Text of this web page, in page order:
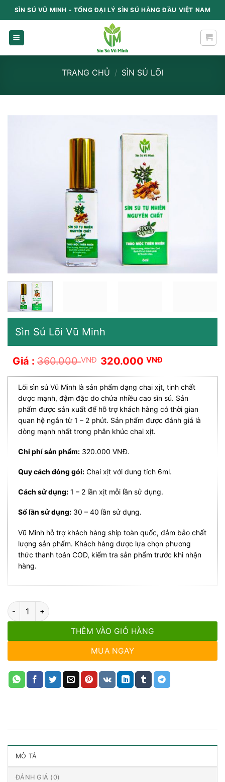
Chuyển
content
SÌN SÚ VŨ MINH - TỔNG ĐẠI LÝ SÌN SÚ HÀNG ĐẦU VIỆT NAM
TRANG CHỦ / SÌN SÚ LÕI
Sìn Sú Lõi Vũ Minh
360.000VNĐ Giá
gốc
320.000VNĐGiá
320.000 VNĐ.
Lõi sìn sú Vũ Minh là sản phẩm dạng chai xịt, tinh chất
dược mạnh, đậm đặc do chứa nhiều cao sìn sú. Sản
phẩm được sản xuất để hỗ trợ khách hàng có thời gian
quan hệ ngắn từ 1 – 2 phút. Sản phẩm được đánh giá là
dòng mạnh nhất trong phân khúc chai xịt.
Chi phí sản phẩm: 320.000 VNĐ.
Quy cách đóng gói: Chai xịt với dung tích 6ml.
Cách sử dụng: 1 – 2 lần xịt mỗi lần sử dụng.
Số lần sử dụng: 30 – 40 lần sử dụng.
Vũ Minh hỗ trợ khách hàng ship toàn quốc, đảm bảo chất
lượng sản phẩm. Khách hàng được lựa chọn phương
thức thanh toán COD, kiểm tra sản phẩm trước khi nhận
hàng.
Sìn Sú Lõi Vũ Minh số lượng
THÊM VÀO GIỎ HÀNG
MUA NGAY
MÔ TẢ
ĐÁNH GIÁ (0)